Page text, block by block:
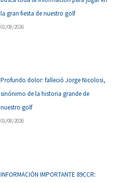
la gran fiesta de nuestro golf
01/08/2026
Profundo dolor: falleció Jorge Nicolosi,
sinónimo de la historia grande de
nuestro golf
01/08/2026
INFORMACIÓN IMPORTANTE 89CCR: